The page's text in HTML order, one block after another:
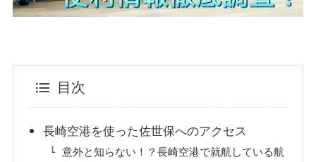
目次
長崎空港を使った佐世保へのアクセス
意外と知らない！？長崎空港で就航している航